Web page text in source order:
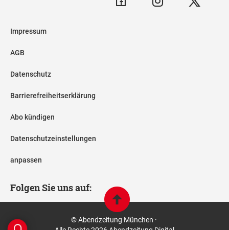
Impressum
AGB
Datenschutz
Barrierefreiheitserklärung
Abo kündigen
Datenschutzeinstellungen
anpassen
Folgen Sie uns auf:
© Abendzeitung München ·